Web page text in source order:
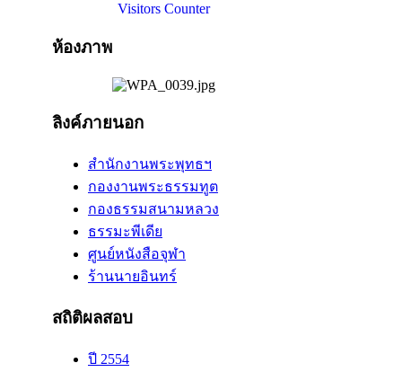
Visitors Counter
ห้องภาพ
ลิงค์ภายนอก
สำนักงานพระพุทธฯ
กองงานพระธรรมทูต
กองธรรมสนามหลวง
ธรรมะพีเดีย
ศูนย์หนังสือจุฬา
ร้านนายอินทร์
สถิติผลสอบ
ปี 2554